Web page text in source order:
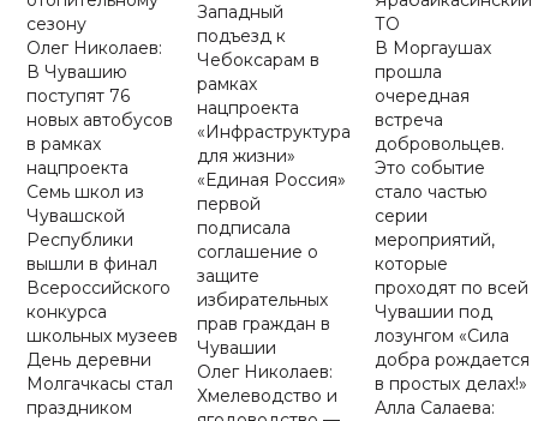
сезону
Олег Николаев:
В Чувашию
поступят 76
новых автобусов
в рамках
нацпроекта
Семь школ из
Чувашской
Республики
вышли в финал
Всероссийского
конкурса
школьных музеев
День деревни
Молгачкасы стал
праздником
Западный
подъезд к
Чебоксарам в
рамках
нацпроекта
«Инфраструктура
для жизни»
«Единая Россия»
первой
подписала
соглашение о
защите
избирательных
прав граждан в
Чувашии
Олег Николаев:
Хмелеводство и
ТО
В Моргаушах
прошла
очередная
встреча
добровольцев.
Это событие
стало частью
серии
мероприятий,
которые
проходят по всей
Чувашии под
лозунгом «Сила
добра рождается
в простых делах!»
Алла Салаева: